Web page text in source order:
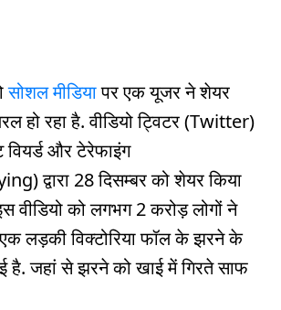
सोशल मीडियापर एक यूजर ने शेयर
हो रहा है. वीडियो ट्विटर (Twitter)
और टेरेफाइंग
द्वारा 28 दिसम्बर को शेयर किया
वीडियो को लगभग 2 करोड़ लोगों ने
एक लड़की विक्टोरिया फॉल के झरने के
है. जहां से झरने को खाई में गिरते साफ